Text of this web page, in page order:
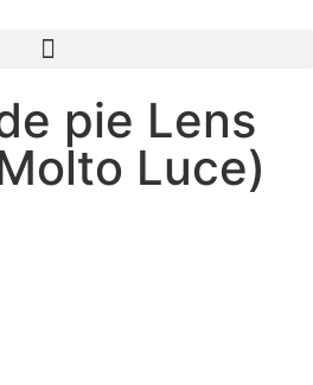
pie Lens
Luce)